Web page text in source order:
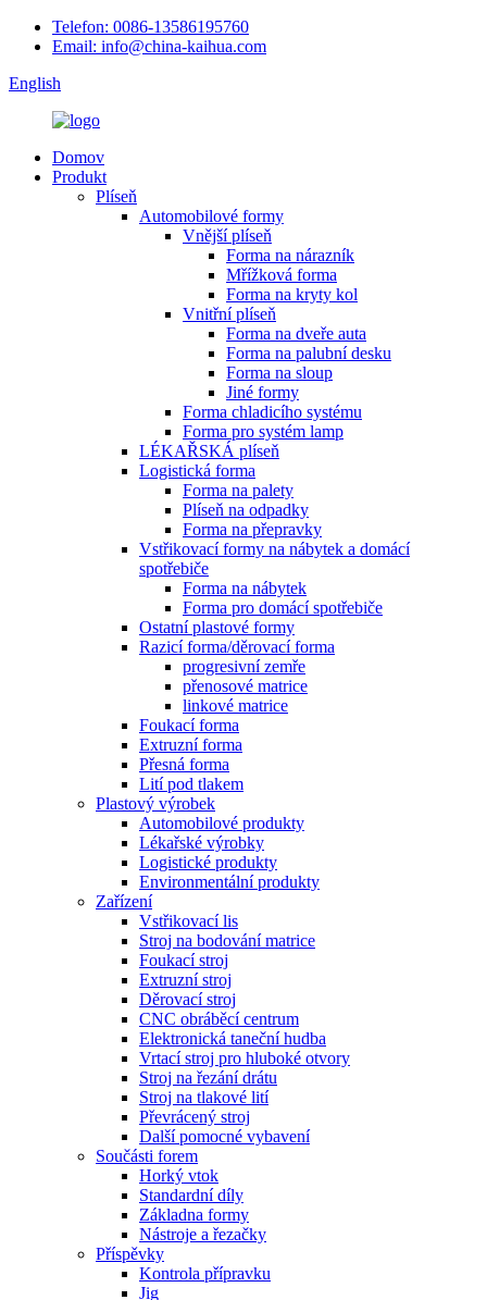
Telefon: 0086-13586195760
Email: info@china-kaihua.com
English
Domov
Produkt
Plíseň
Automobilové formy
Vnější plíseň
Forma na nárazník
Mřížková forma
Forma na kryty kol
Vnitřní plíseň
Forma na dveře auta
Forma na palubní desku
Forma na sloup
Jiné formy
Forma chladicího systému
Forma pro systém lamp
LÉKAŘSKÁ plíseň
Logistická forma
Forma na palety
Plíseň na odpadky
Forma na přepravky
Vstřikovací formy na nábytek a domácí
spotřebiče
Forma na nábytek
Forma pro domácí spotřebiče
Ostatní plastové formy
Razicí forma/děrovací forma
progresivní zemře
přenosové matrice
linkové matrice
Foukací forma
Extruzní forma
Přesná forma
Lití pod tlakem
Plastový výrobek
Automobilové produkty
Lékařské výrobky
Logistické produkty
Environmentální produkty
Zařízení
Vstřikovací lis
Stroj na bodování matrice
Foukací stroj
Extruzní stroj
Děrovací stroj
CNC obráběcí centrum
Elektronická taneční hudba
Vrtací stroj pro hluboké otvory
Stroj na řezání drátu
Stroj na tlakové lití
Převrácený stroj
Další pomocné vybavení
Součásti forem
Horký vtok
Standardní díly
Základna formy
Nástroje a řezačky
Příspěvky
Kontrola přípravku
Jig